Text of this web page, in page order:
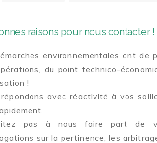
raisons pour nous contacter !
environnementales ont de
du point technico-
!
répondons avec réactivité à vos
pas à nous faire part de
sur la pertinence, les